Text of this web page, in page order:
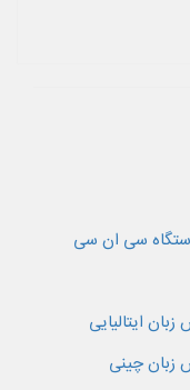
سی ان سی
ایتالیایی
زبان چینی